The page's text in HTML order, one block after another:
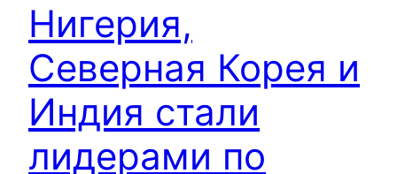
Нигерия,
Северная Корея и
Индия стали
лидерами по